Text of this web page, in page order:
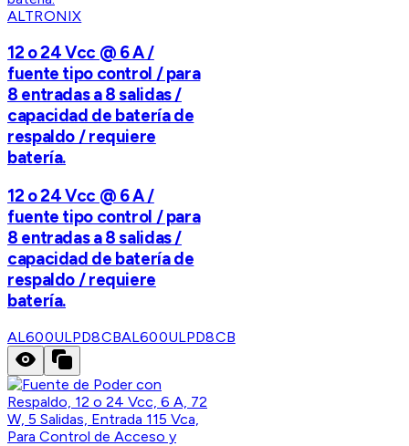
ALTRONIX
12 o 24 Vcc @ 6 A /
fuente tipo control / para
8 entradas a 8 salidas /
capacidad de batería de
respaldo / requiere
batería.
12 o 24 Vcc @ 6 A /
fuente tipo control / para
8 entradas a 8 salidas /
capacidad de batería de
respaldo / requiere
batería.
AL600ULPD8CBAL600ULPD8CB